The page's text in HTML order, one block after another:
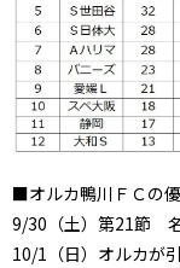
■オルカ鴨川ＦＣの
9/30（土）第21
10/1（日）オルカが